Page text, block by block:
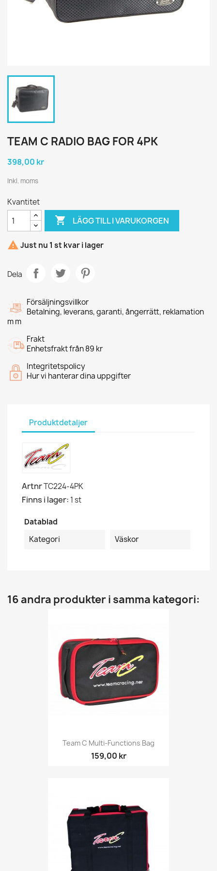
TEAM C RADIO BAG FOR 4PK
398,00 kr
Inkl. moms
Kvantitet
 LÄGG TILL I VARUKORGEN
 Just nu 1 st kvar i lager
Dela
Försäljningsvillkor
Betalning, leverans, garanti, ångerrätt, reklamation
m m
Frakt
Enhetsfrakt från 89 kr
Integritetspolicy
Hur vi hanterar dina uppgifter
Produktdetaljer
ArtnrTC224-4PK
Finns i lager: 1 st
Datablad
Kategori
Väskor
16 andra produkter i samma kategori:
Team C Multi-Functions Bag
159,00 kr